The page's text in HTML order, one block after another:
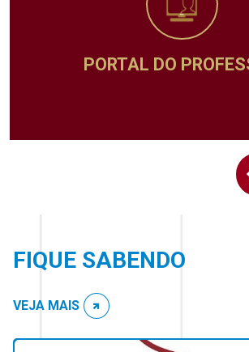
FIQUE SABENDO
VEJA MAIS